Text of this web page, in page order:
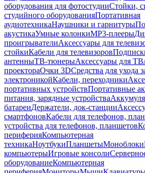
оборудования для фотостудииСтойки,
студийного оборудованияПортативная
аудиотехникаНаушники и гарнитуры
акустикаУмные колонкиMP3-плееры
проигрывателиАксессуары для
стойкиКабели для телевизоров
антенныТВ-тюнерыАксессуары для ТВ
проектораОчки 3DСредства для ухода
электроникойКабели, переходники
портативных устройствПортативные
питания, зарядные устройства
батареиДержатели, док-станции
смартфоновКабели для телефонов,
устройства для телефонов, планшетов
периферияКомпьютерная
техникаНоутбукиПланшетыМоноблоки
компьютерыИгровые консоли
оборудованиеКомпьютерная